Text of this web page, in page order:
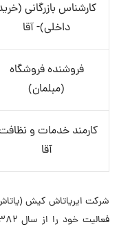
کارشناس بازرگانی
داخلی)- آقا
فروشنده فروشگاه
(مبلمان)
کارمند خدمات و
آقا
شرکت ایریاتاش کیش